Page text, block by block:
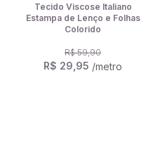
Tecido Viscose Italiano
Estampa de Lenço e Folhas
Colorido
R$ 59,90
R$ 29,95 /metro